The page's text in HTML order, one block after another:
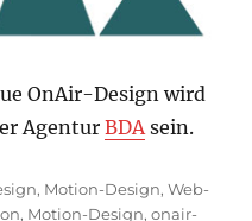
OnAir-Design wird
AgenturBDAsein.
, Motion-Design,Web-
, Motion-Design,onair-